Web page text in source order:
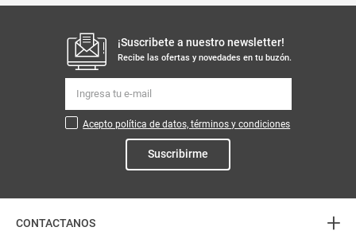
¡Suscribete a nuestro newsletter!
Recibe las ofertas y novedades en tu buzón.
Acepto política de datos, términos y condiciones
Suscribirme
CONTACTANOS +